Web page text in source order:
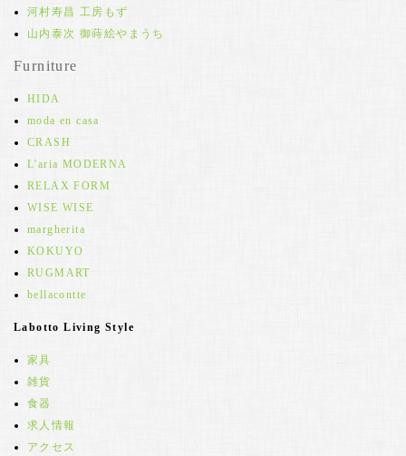
河村寿昌 工房もず
山内泰次 御蒔絵やまうち
Furniture
HIDA
moda en casa
CRASH
L'aria MODERNA
RELAX FORM
WISE WISE
margherita
KOKUYO
RUGMART
bellacontte
Labotto Living Style
家具
雑貨
食器
求人情報
アクセス